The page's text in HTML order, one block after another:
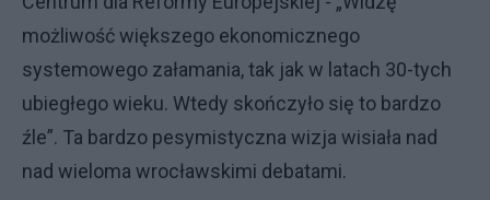
możliwość większego ekonomicznego
systemowego załamania, tak jak w latach 30-tych
ubiegłego wieku. Wtedy skończyło się to bardzo
źle”. Ta bardzo pesymistyczna wizja wisiała nad
nad wieloma wrocławskimi debatami.